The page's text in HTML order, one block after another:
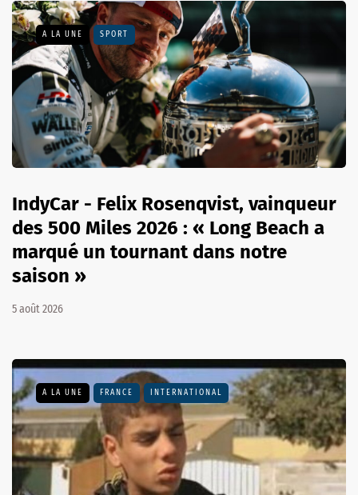
A LA UNE SPORT
IndyCar - Felix Rosenqvist, vainqueur
des 500 Miles 2026 : « Long Beach a
marqué un tournant dans notre
saison »
5 août 2026
A LA UNE FRANCE INTERNATIONAL